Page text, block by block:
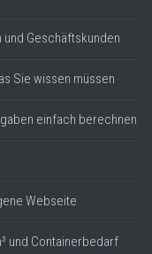
Geschäftskunden
Sie wissen müssen
einfach berechnen
Webseite
und Containerbedarf